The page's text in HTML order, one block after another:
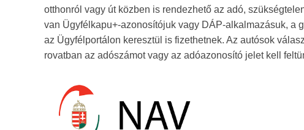
otthonról vagy út közben is rendezhető az adó,
van Ügyfélkapu+-azonosítójuk vagy DÁP-alkalmazásuk, a
az Ügyfélportálon keresztül is fizethetnek. Az autósok
rovatban az adószámot vagy az adóazonosító jelet kell